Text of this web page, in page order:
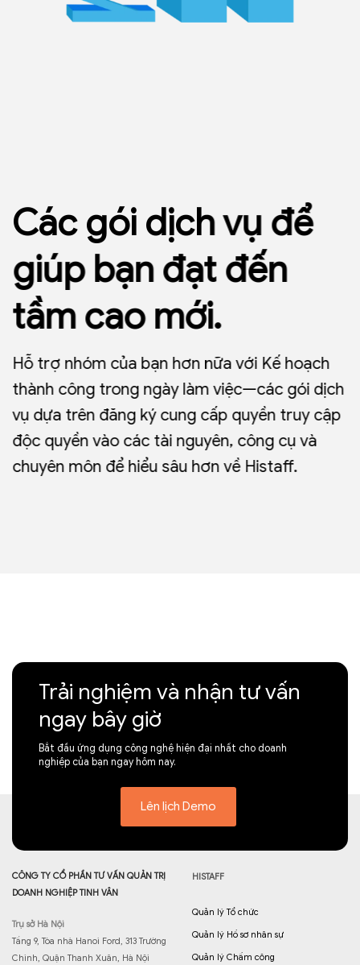
Các gói dịch vụ để
giúp bạn đạt đến
tầm cao mới.
Hỗ trợ nhóm của bạn hơn nữa với Kế hoạch
thành công trong ngày làm việc—các gói dịch
vụ dựa trên đăng ký cung cấp quyền truy cập
độc quyền vào các tài nguyên, công cụ và
chuyên môn để hiểu sâu hơn về Histaff.
Trải nghiệm và nhận tư vấn
ngay bây giờ
Bắt đầu ứng dụng công nghệ hiện đại nhất cho doanh
nghiệp của bạn ngay hôm nay.
Lên lịch Demo
CÔNG TY CỔ PHẦN TƯ VẤN QUẢN TRỊ
DOANH NGHIỆP TINH VÂN
Trụ sở Hà Nội
Tầng 9, Tòa nhà Hanoi Ford, 313 Trường
Chinh, Quận Thanh Xuân, Hà Nội
HISTAFF
Quản lý Tổ chức
Quản lý Hồ sơ nhân sự
Quản lý Chấm công